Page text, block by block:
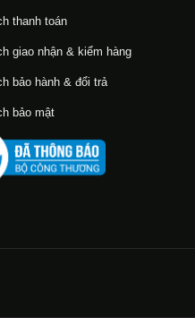
thanh toán
giao nhận & kiểm hàng
bảo hành & đổi trả
bảo mật